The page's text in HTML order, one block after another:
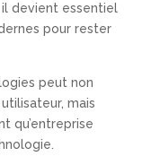
devient essentiel
pour rester
peut non
mais
qu’entreprise